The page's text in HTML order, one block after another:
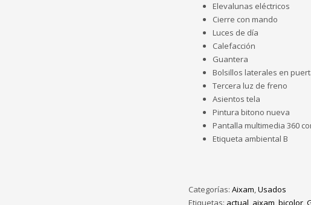
Elevalunas eléctricos
Cierre con mando
Luces de día
Calefacción
Guantera
Bolsillos laterales en
Tercera luz de freno
Asientos tela
Pintura bitono nueva
Pantalla multimedia 360
Etiqueta ambiental B
Categorías:Aixam,Usados
Etiquetas: actual, aixam,bicolor,